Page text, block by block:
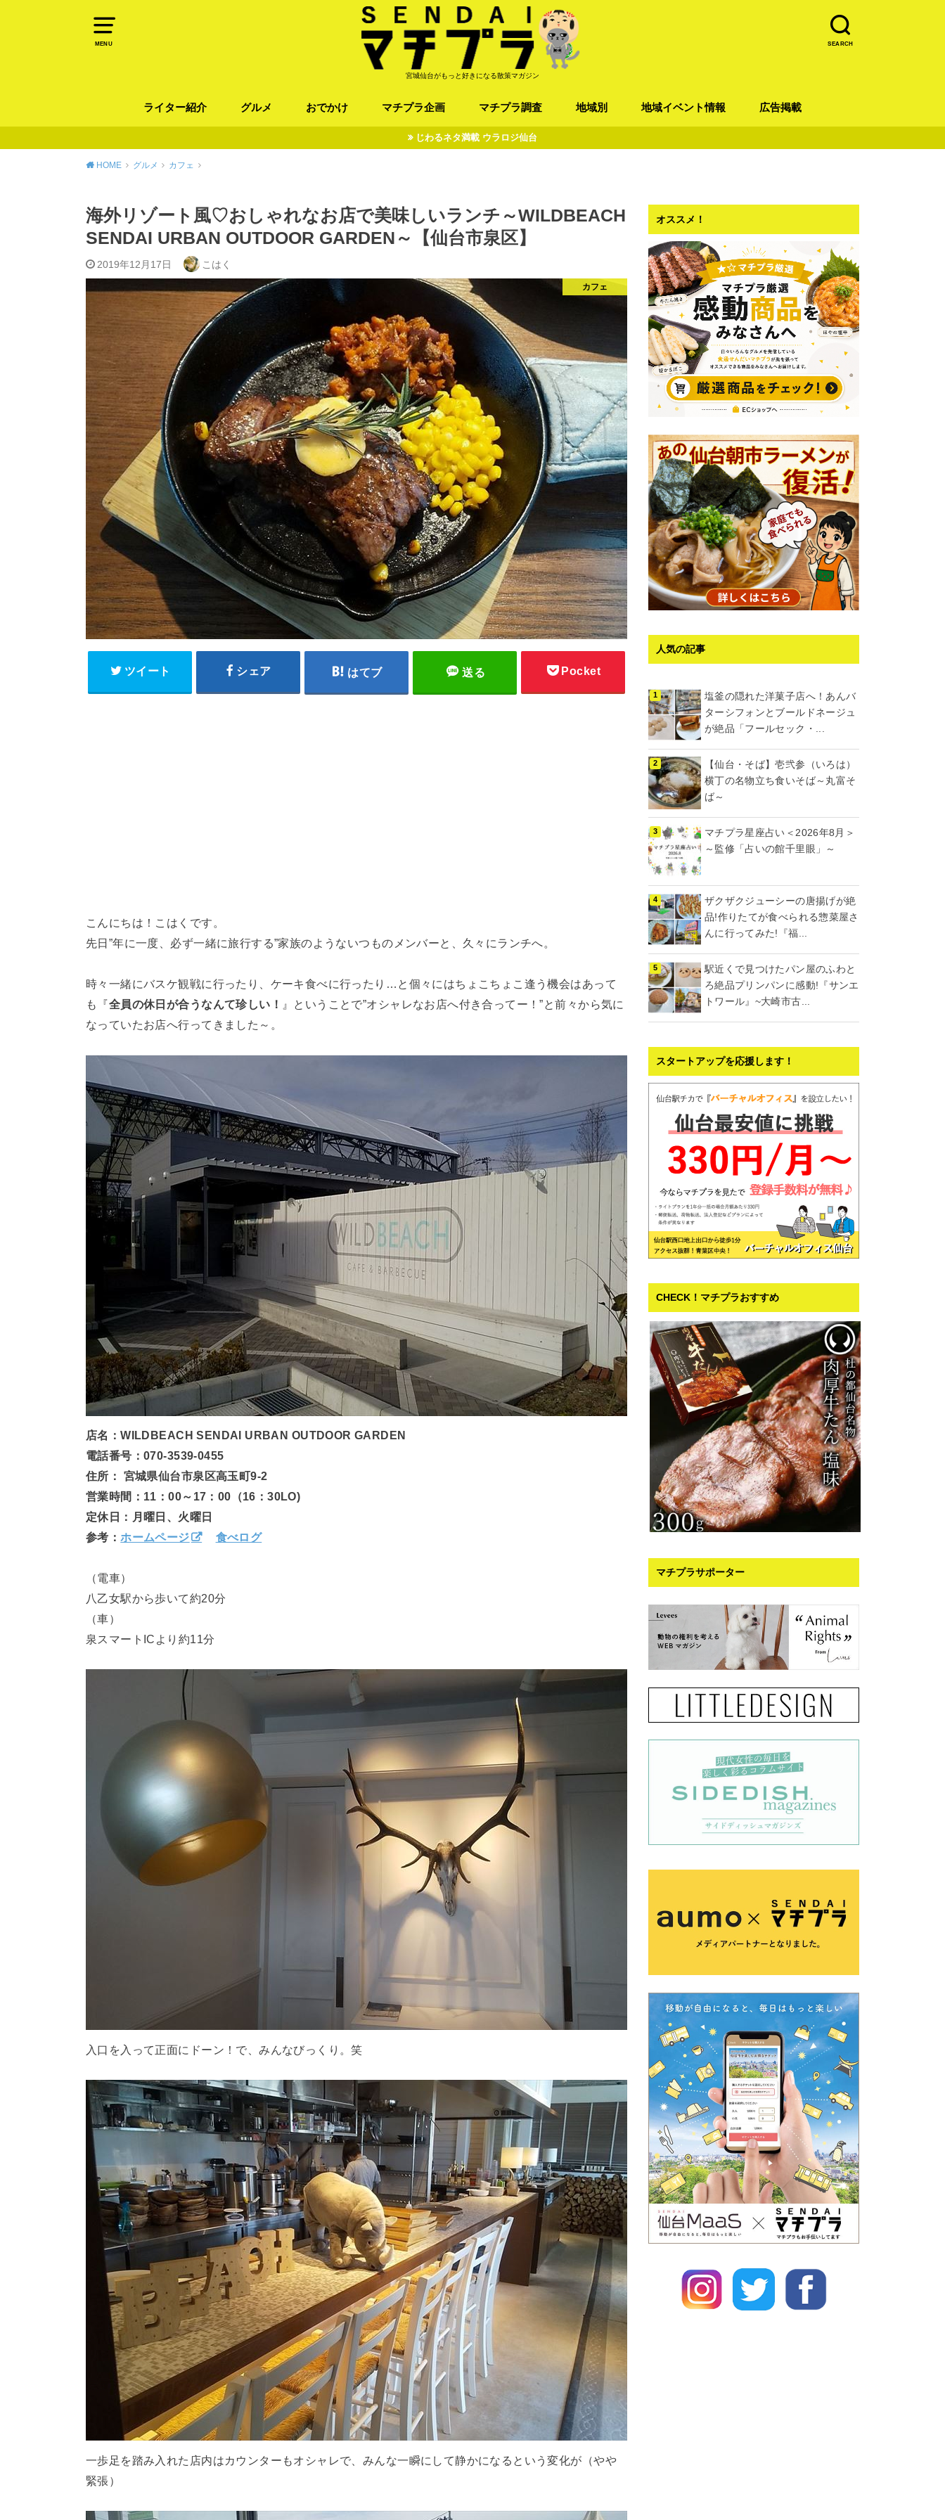
MENU SEARCH
宮城仙台がもっと好きになる散策マガジン
ライター紹介 グルメ おでかけ マチプラ企画
オトアルキ
マチプラ企業訪問
ファッション
ブラミヤギ
マチプラ漫画
マチプラ小説
マチプラ調査
歴史
地域別 地域イベント情報 広告掲載
じわるネタ満載 ウラロジ仙台
HOME グルメ カフェ
海外リゾート風♡おしゃれなお店で美味しいランチ～WILDBEACH
SENDAI URBAN OUTDOOR GARDEN～【仙台市泉区】
2019年12月17日 こはく
カフェ
ツイート シェア はてブ 送る Pocket
こんにちは！こはくです。
先日”年に一度、必ず一緒に旅行する”家族のようないつものメンバーと、久々にランチへ。
時々一緒にバスケ観戦に行ったり、ケーキ食べに行ったり…と個々にはちょこちょこ逢う機会はあって
も『全員の休日が合うなんて珍しい！ 』ということで”オシャレなお店へ付き合ってー！”と前々から気に
なっていたお店へ行ってきました～。
店名：WILDBEACH SENDAI URBAN OUTDOOR GARDEN
電話番号：070-3539-0455
住所： 宮城県仙台市泉区高玉町9-2
営業時間：11：00～17：00（16：30LO)
定休日：月曜日、火曜日
参考：ホームページ 食べログ
（電車）
八乙女駅から歩いて約20分
（車）
泉スマートICより約11分
入口を入って正面にドーン！で、みんなびっくり。笑
一歩足を踏み入れた店内はカウンターもオシャレで、みんな一瞬にして静かになるという変化が（やや
緊張）
オススメ！
人気の記事
塩釜の隠れた洋菓子店へ！あんバ
ターシフォンとブールドネージュ
が絶品「フールセック・...
【仙台・そば】壱弐参（いろは）
横丁の名物立ち食いそば～丸富そ
ば～
マチプラ星座占い＜2026年8月＞
～監修「占いの館千里眼」～
ザクザクジューシーの唐揚げが絶
品!作りたてが食べられる惣菜屋さ
んに行ってみた!『福...
駅近くで見つけたパン屋のふわと
ろ絶品プリンパンに感動!『サンエ
トワール』~大崎市古...
スタートアップを応援します！
CHECK！マチプラおすすめ
マチプラサポーター